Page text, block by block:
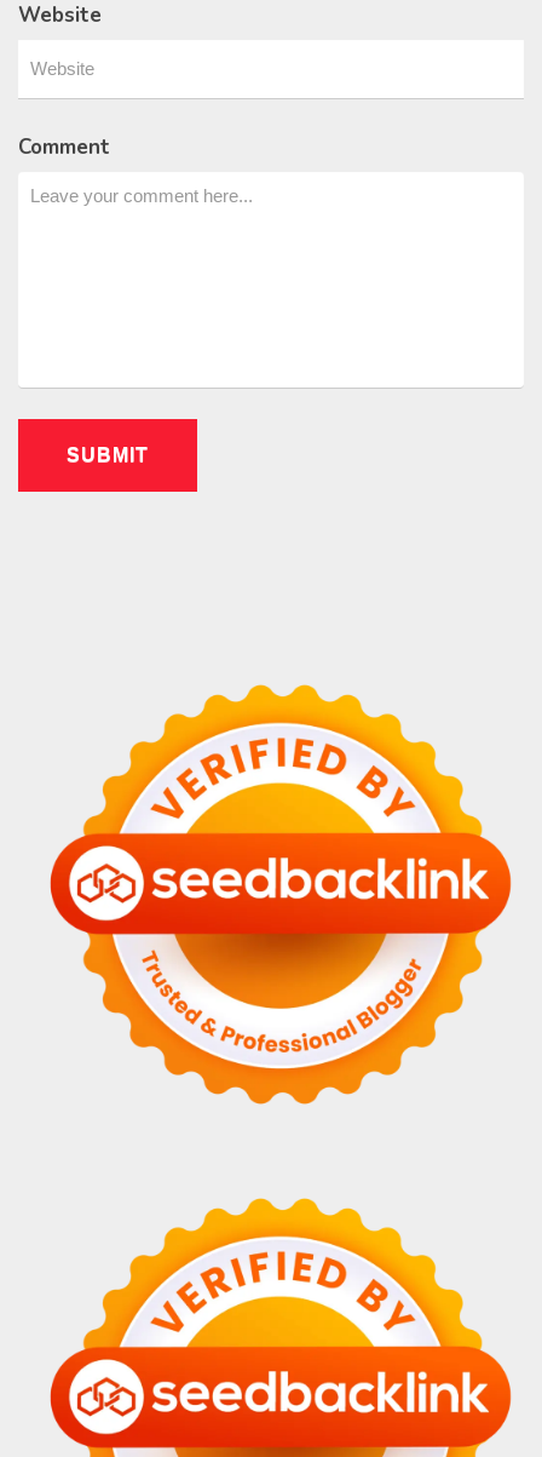
Website
Comment